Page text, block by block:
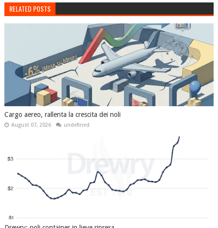
RELATED POSTS
Cargo aereo, rallenta la crescita dei noli
August 07, 2026 undefined